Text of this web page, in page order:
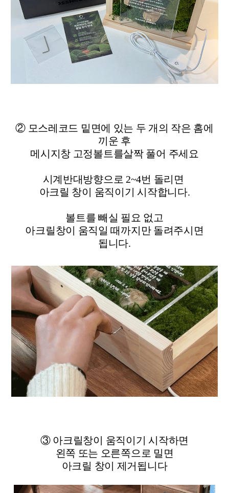
② 모스레코드 밑면에 있는 두 개의 작은 홈에
끼운 후
메시지창 고정볼트를살짝 풀어 주세요
시계반대방향으로 2~4번 돌리면
아크릴 창이 움직이기 시작합니다.
볼트를 빼실 필요 없고
아크릴창이 움직일 때까지만 돌려주시면
됩니다.
③ 아크릴창이 움직이기 시작하면
왼쪽 또는 오른쪽으로 밀면
아크릴 창이 제거됩니다